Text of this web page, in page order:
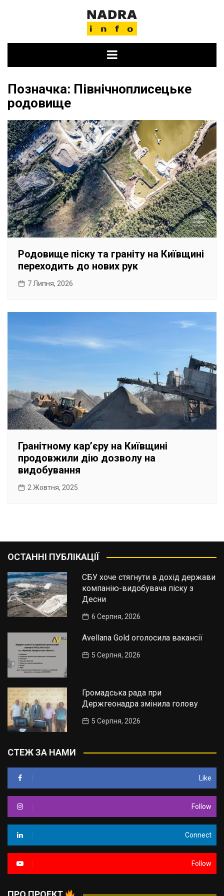
Позначка: Північноплисецьке
родовище
Родовище піску та граніту на Київщині
переходить до нових рук
7 Липня, 2026
Гранітному карʼєру на Київщині
продовжили дію дозволу на
видобування
2 Жовтня, 2025
ОСТАННІ ПУБЛІКАЦІЇ
СБУ хоче стягнути в дохід держави
компанію-видобувача піску з
Десни
6 Серпня, 2026
Avellana Gold оголосила вакансії
5 Серпня, 2026
Громадська рада при
Держгеонадра змінила голову
5 Серпня, 2026
СТЕЖ ЗА НАМИ
Like
Follow
Connect
Follow